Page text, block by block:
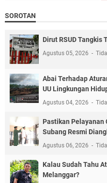
SOROTAN
Dirut RSUD Tangkis
Agustus 05, 2026
Abai Terhadap
UU Lingkungan
Agustus 04, 2026
Pastikan Pelayanan
Subang Resmi
Agustus 06, 2026
Kalau Sudah Tahu
Melanggar?